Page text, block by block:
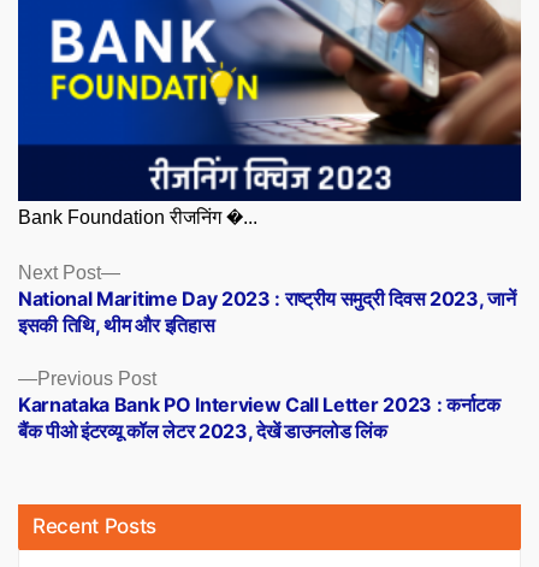
Bank Foundation रीजनिंग �...
Posts
navigation
Previous PostPrevious
post:
Karnataka Bank PO Interview Call Letter 2023 : कर्नाटक
बैंक पीओ इंटरव्यू कॉल लेटर 2023, देखें डाउनलोड लिंक
Next Post
Next
post:
National Maritime Day 2023 : राष्ट्रीय समुद्री दिवस 2023, जानें
इसकी तिथि, थीम और इतिहास
Recent Posts